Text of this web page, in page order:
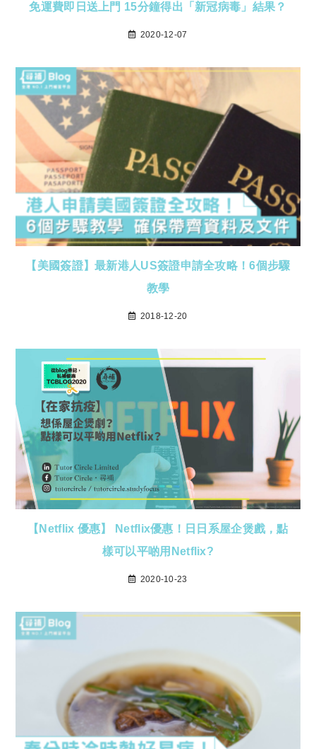
免運費即日送上門 15分鐘得出「新冠病毒」結果？
2020-12-07
【美國簽證】最新港人US簽證申請全攻略！6個步驟
教學
2018-12-20
【Netflix 優惠】 Netflix優惠！日日系屋企煲戲，點
樣可以平啲用Netflix?
2020-10-23